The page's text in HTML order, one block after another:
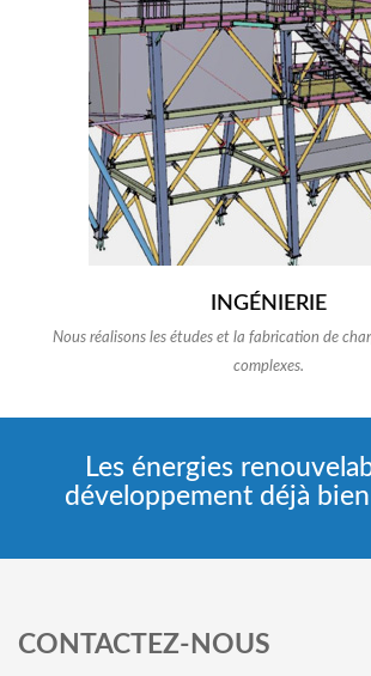
INGÉNIERIE
Nous réalisons les études et la fabrication de
complexes.
Les énergies
développement déjà
CONTACTEZ-NOUS